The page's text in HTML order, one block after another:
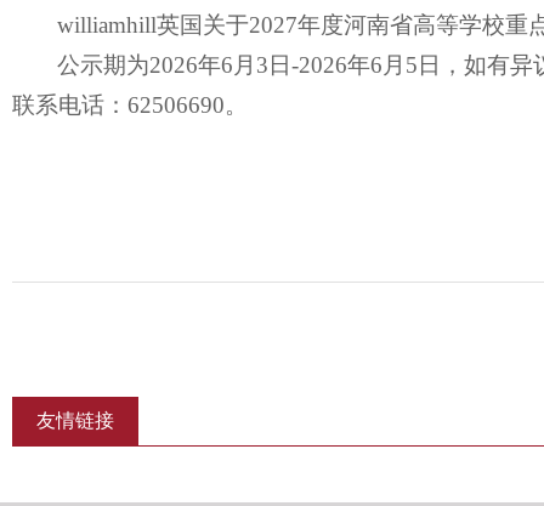
williamhill英国关于2027年度河南省高等学校
公示期为2026年6月3日-2026年6月5日，如有
联系电话：62506690。
友情链接